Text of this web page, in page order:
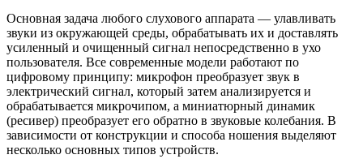
Основная задача любого слухового аппарата — улавливать
звуки из окружающей среды, обрабатывать их и доставлять
усиленный и очищенный сигнал непосредственно в ухо
пользователя. Все современные модели работают по
цифровому принципу: микрофон преобразует звук в
электрический сигнал, который затем анализируется и
обрабатывается микрочипом, а миниатюрный динамик
(ресивер) преобразует его обратно в звуковые колебания. В
зависимости от конструкции и способа ношения выделяют
несколько основных типов устройств.